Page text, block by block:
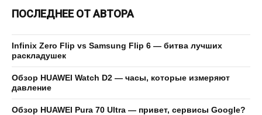
ПОСЛЕДНЕЕ ОТ АВТОРА
Infinix Zero Flip vs Samsung Flip 6 — битва лучших
раскладушек
Обзор HUAWEI Watch D2 — часы, которые измеряют
давление
Обзор HUAWEI Pura 70 Ultra — привет, сервисы Google?